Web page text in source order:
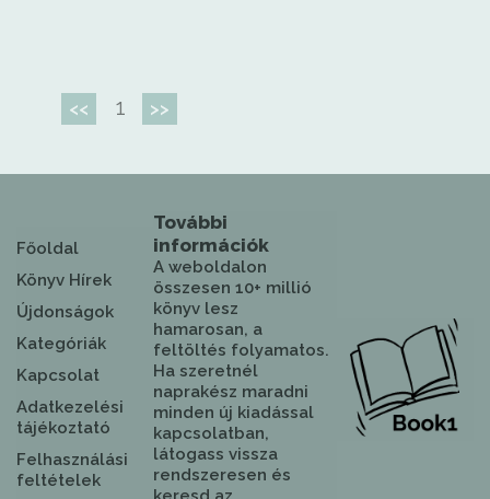
<< 1 >>
Főoldal
Könyv Hírek
Újdonságok
Kategóriák
Kapcsolat
Adatkezelési
tájékoztató
Felhasználási
feltételek
További
információk
A weboldalon
összesen 10+ millió
könyv lesz
hamarosan, a
feltöltés folyamatos.
Ha szeretnél
naprakész maradni
minden új kiadással
kapcsolatban,
látogass vissza
rendszeresen és